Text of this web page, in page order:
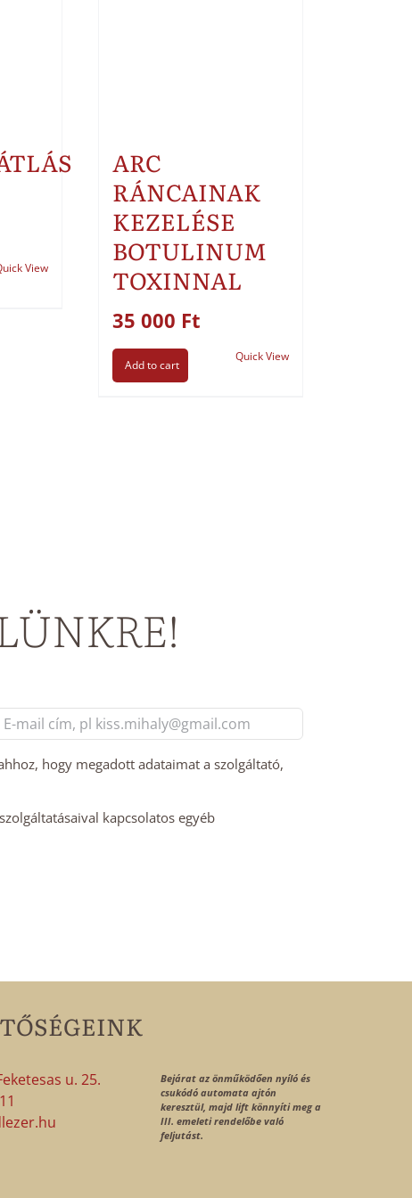
View
ARC
RÁNCAINAK
KEZELÉSE
BOTULINUM
TOXINNAL
35 000 Ft
Add to cart
Quick View
hogy megadott adataimat a szolgáltató,
kapcsolatos egyéb
u. 25.
Bejárat az önműködően nyíló és
csukódó automata ajtón
keresztül, majd lift könnyíti meg a
III. emeleti rendelőbe való
feljutást.